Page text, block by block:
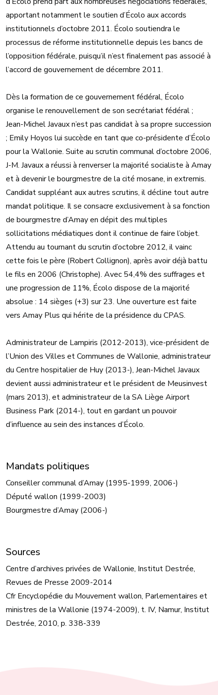
apportant notamment le soutien d’Écolo aux accords
institutionnels d’octobre 2011. Écolo soutiendra le
processus de réforme institutionnelle depuis les bancs de
l’opposition fédérale, puisqu’il n’est finalement pas associé à
l’accord de gouvernement de décembre 2011.
Dès la formation de ce gouvernement fédéral, Écolo
organise le renouvellement de son secrétariat fédéral ;
Jean-Michel Javaux n’est pas candidat à sa propre succession
; Emily Hoyos lui succède en tant que co-présidente d’Écolo
pour la Wallonie. Suite au scrutin communal d’octobre 2006,
J-M. Javaux a réussi à renverser la majorité socialiste à Amay
et à devenir le bourgmestre de la cité mosane, in extremis.
Candidat suppléant aux autres scrutins, il décline tout autre
mandat politique. Il se consacre exclusivement à sa fonction
de bourgmestre d’Amay en dépit des multiples
sollicitations médiatiques dont il continue de faire l’objet.
Attendu au tournant du scrutin d’octobre 2012, il vainc
cette fois le père (Robert Collignon), après avoir déjà battu
le fils en 2006 (Christophe). Avec 54,4% des suffrages et
une progression de 11%, Écolo dispose de la majorité
absolue : 14 sièges (+3) sur 23. Une ouverture est faite
vers Amay Plus qui hérite de la présidence du CPAS.
Administrateur de Lampiris (2012-2013), vice-président de
l’Union des Villes et Communes de Wallonie, administrateur
du Centre hospitalier de Huy (2013-), Jean-Michel Javaux
devient aussi administrateur et le président de Meusinvest
(mars 2013), et administrateur de la SA Liège Airport
Business Park (2014-), tout en gardant un pouvoir
d’influence au sein des instances d’Écolo.
Mandats politiques
Conseiller communal d’Amay (1995-1999, 2006-)
Député wallon (1999-2003)
Bourgmestre d’Amay (2006-)
Sources
Centre d’archives privées de Wallonie, Institut Destrée,
Revues de Presse 2009-2014
Cfr Encyclopédie du Mouvement wallon, Parlementaires et
ministres de la Wallonie (1974-2009), t. IV, Namur, Institut
Destrée, 2010, p. 338-339